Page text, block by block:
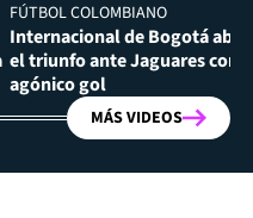
FÚTBOL COLOMBIANO
Internacional de Bogotá
el triunfo ante Jaguares con
agónico gol
MÁS VIDEOS